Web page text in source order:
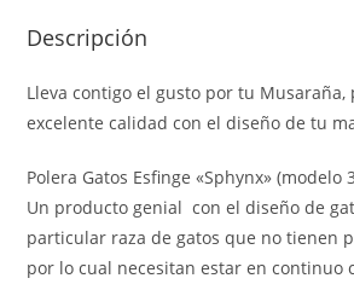
Descripción
Lleva contigo el gusto por tu Musaraña,
excelente calidad con el diseño de tu
Polera Gatos Esfinge «Sphynx» (modelo
Un producto genial con el diseño de
particular raza de gatos que no tienen
por lo cual necesitan estar en continuo